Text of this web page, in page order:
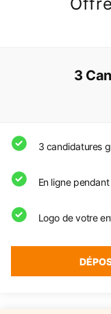
3
3 candidatures
En ligne
Logo de votre